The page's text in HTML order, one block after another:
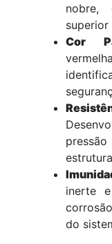
nobre,
Cor
inerte
do